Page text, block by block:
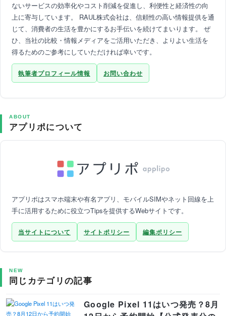
ないサービスの効率化やコスト削減を促進し、利便性と経済性の向
上に寄与しています。 RAUL株式会社は、信頼性の高い情報提供を通
じて、消費者の生活を豊かにするお手伝いを続けてまいります。 ぜ
ひ、当社の比較・情報メディアをご活用いただき、よりよい生活を
得るためのご参考にしていただければ幸いです。
執筆者プロフィール情報 お問い合わせ
ABOUT
アプリポについて
アプリポはスマホ端末や有名アプリ、モバイルSIMやネット回線を上
手に活用するために役立つTipsを提供するWebサイトです。
当サイトについて サイトポリシー 編集ポリシー
NEW
同じカテゴリの記事
Google Pixel 11はいつ発売？8月